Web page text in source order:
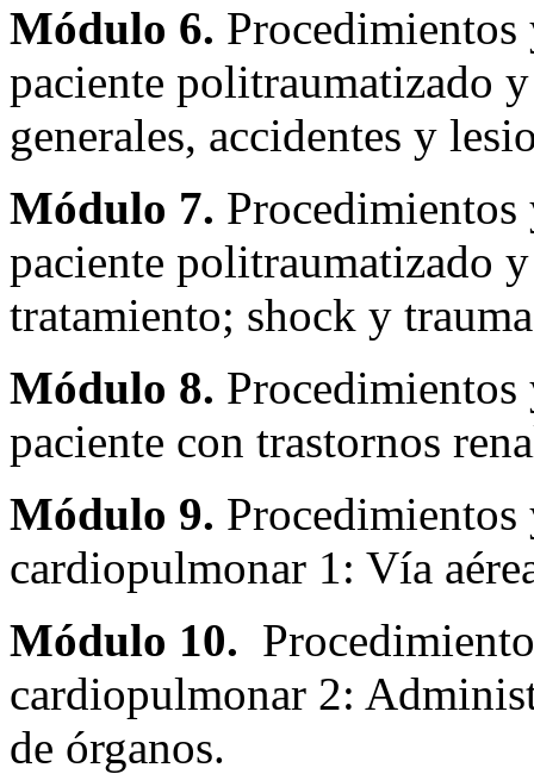
Módulo 6. Procedimientos
paciente politraumatizado
generales, accidentes y
Módulo 7. Procedimientos
paciente politraumatizado
tratamiento; shock y
Módulo 8. Procedimientos
paciente con trastornos
Módulo 9. Procedimientos
cardiopulmonar 1: Vía
Módulo 10.
cardiopulmonar 2:
de órganos.